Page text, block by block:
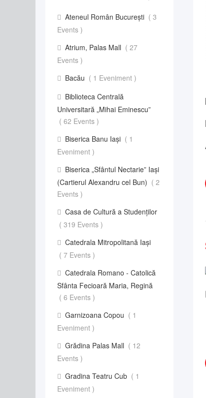
Ateneul Român București ( 3
Events )
Atrium, Palas Mall ( 27
Events )
Bacău ( 1 Eveniment )
Biblioteca Centrală
Universitară „Mihai Eminescu”
( 62 Events )
Biserica Banu Iași ( 1
Eveniment )
Biserica „Sfântul Nectarie” Iaşi
(Cartierul Alexandru cel Bun) ( 2
Events )
Casa de Cultură a Studenților
( 319 Events )
Catedrala Mitropolitană Iași
( 7 Events )
Catedrala Romano - Catolică
Sfânta Fecioară Maria, Regină
( 6 Events )
Garnizoana Copou ( 1
Eveniment )
Grădina Palas Mall ( 12
Events )
Gradina Teatru Cub ( 1
Eveniment )